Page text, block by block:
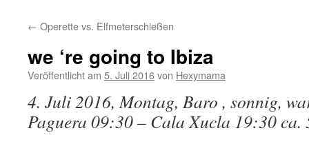
← Operette vs. Elfmeterschießen
we ‘re going to Ibiza
Veröffentlicht am 5. Juli 2016von Hexymama
4. Juli 2016, Montag, Baro , sonnig,
Paguera 09:30 – Cala Xucla 19:30 ca.